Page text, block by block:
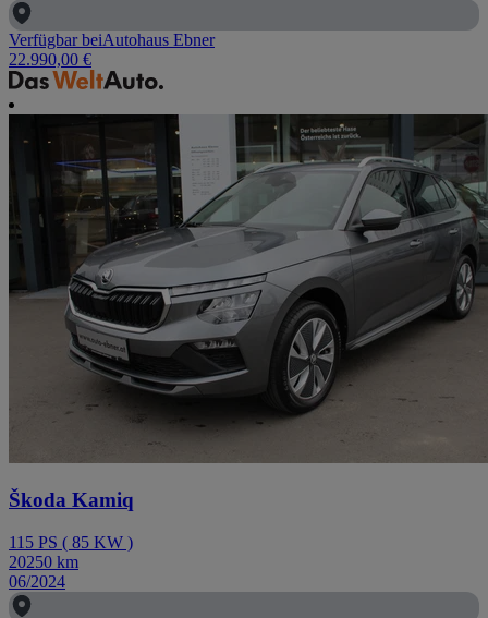
Verfügbar beiAutohaus Ebner
22.990,00 €
Škoda Kamiq
115 PS ( 85 KW )
20250 km
06/2024